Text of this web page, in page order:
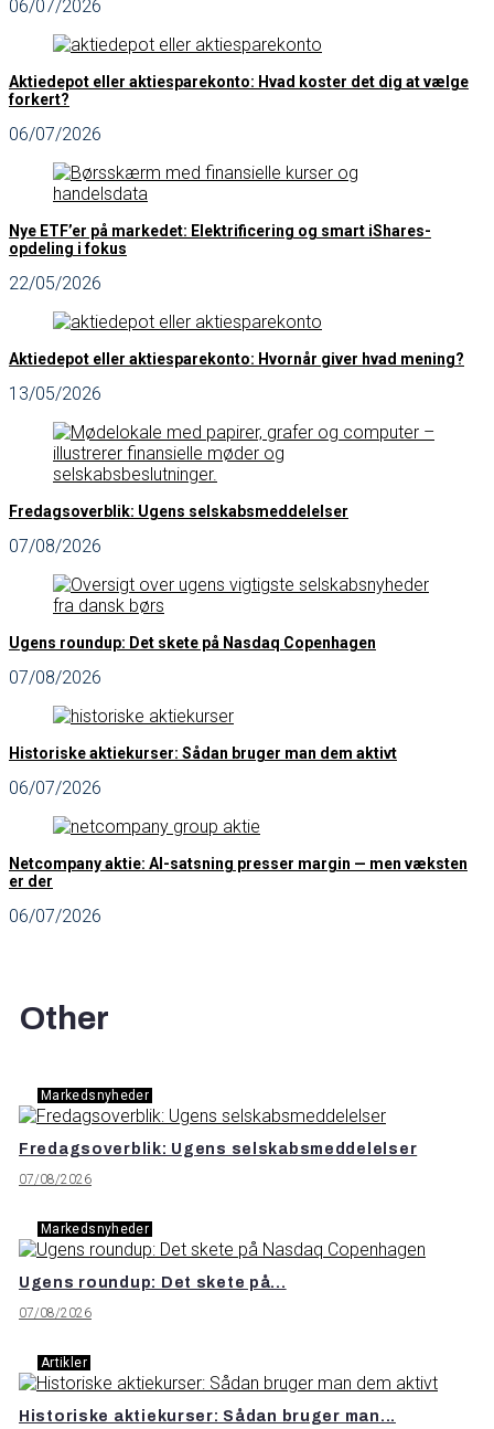
06/07/2026
Aktiedepot eller aktiesparekonto: Hvad koster det dig at vælge
forkert?
06/07/2026
Nye ETF’er på markedet: Elektrificering og smart iShares-
opdeling i fokus
22/05/2026
Aktiedepot eller aktiesparekonto: Hvornår giver hvad mening?
13/05/2026
Fredagsoverblik: Ugens selskabsmeddelelser
07/08/2026
Ugens roundup: Det skete på Nasdaq Copenhagen
07/08/2026
Historiske aktiekurser: Sådan bruger man dem aktivt
06/07/2026
Netcompany aktie: AI-satsning presser margin — men væksten
er der
06/07/2026
Other
Markedsnyheder
Fredagsoverblik: Ugens selskabsmeddelelser
07/08/2026
Markedsnyheder
Ugens roundup: Det skete på...
07/08/2026
Artikler
Historiske aktiekurser: Sådan bruger man...